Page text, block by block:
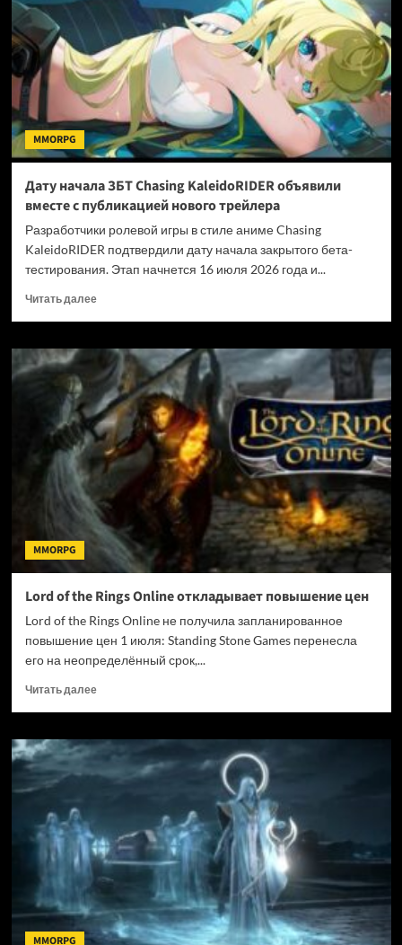
Revival
MMORPG
Дату начала ЗБТ Chasing KaleidoRIDER объявили
вместе с публикацией нового трейлера
Разработчики ролевой игры в стиле аниме Chasing
KaleidoRIDER подтвердили дату начала закрытого бета-
тестирования. Этап начнется 16 июля 2026 года и...
Читать далееПрочитать
Дату
начала
ЗБТ
Chasing
KaleidoRIDER
объявили
вместе
с
публикацией
нового
трейлера
MMORPG
Lord of the Rings Online откладывает повышение цен
Lord of the Rings Online не получила запланированное
повышение цен 1 июля: Standing Stone Games перенесла
его на неопределённый срок,...
Читать далееПрочитать
Lord
the
откладывает
повышение
цен
MMORPG